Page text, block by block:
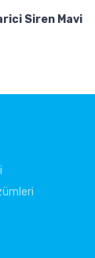
Siren Mavi